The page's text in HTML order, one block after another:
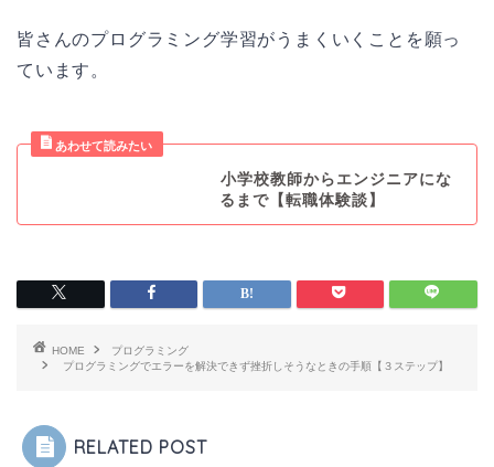
皆さんのプログラミング学習がうまくいくことを願っ
ています。
小学校教師からエンジニアにな
るまで【転職体験談】
HOME
プログラミング
プログラミングでエラーを解決できず挫折しそうなときの手順【３ステップ】
RELATED POST